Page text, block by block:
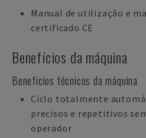
Manual de utilização e
certificado CE
Benefícios da máquina
Benefícios técnicos da máquina
Ciclo totalmente
precisos e repetitivos
operador